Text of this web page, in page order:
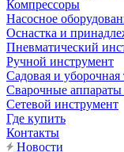
Компрессоры
Насосное
Оснастка и
Пневматический
Ручной инструмент
Садовая и уборочная
Сварочные
Сетевой инструмент
Где купить
Контакты
Новости